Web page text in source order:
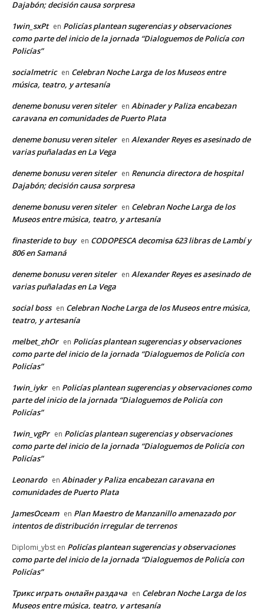
Dajabón; decisión causa sorpresa
1win_sxPt en Policías plantean sugerencias y observaciones
como parte del inicio de la jornada “Dialoguemos de Policía con
Policías”
socialmetric en Celebran Noche Larga de los Museos entre
música, teatro, y artesanía
deneme bonusu veren siteler en Abinader y Paliza encabezan
caravana en comunidades de Puerto Plata
deneme bonusu veren siteler en Alexander Reyes es asesinado de
varias puñaladas en La Vega
deneme bonusu veren siteler en Renuncia directora de hospital
Dajabón; decisión causa sorpresa
deneme bonusu veren siteler en Celebran Noche Larga de los
Museos entre música, teatro, y artesanía
finasteride to buy en CODOPESCA decomisa 623 libras de Lambí y
806 en Samaná
deneme bonusu veren siteler en Alexander Reyes es asesinado de
varias puñaladas en La Vega
social boss en Celebran Noche Larga de los Museos entre música,
teatro, y artesanía
melbet_zhOr en Policías plantean sugerencias y observaciones
como parte del inicio de la jornada “Dialoguemos de Policía con
Policías”
1win_iykr en Policías plantean sugerencias y observaciones como
parte del inicio de la jornada “Dialoguemos de Policía con
Policías”
1win_vgPr en Policías plantean sugerencias y observaciones
como parte del inicio de la jornada “Dialoguemos de Policía con
Policías”
Leonardo en Abinader y Paliza encabezan caravana en
comunidades de Puerto Plata
JamesOceam en Plan Maestro de Manzanillo amenazado por
intentos de distribución irregular de terrenos
Diplomi_ybst en Policías plantean sugerencias y observaciones
como parte del inicio de la jornada “Dialoguemos de Policía con
Policías”
Трикс играть онлайн раздача en Celebran Noche Larga de los
Museos entre música, teatro, y artesanía